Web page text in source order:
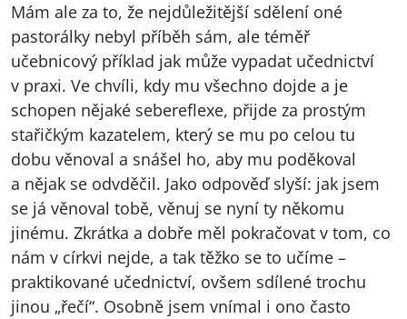
Mám ale za to, že nejdůležitější sdělení oné
pastorálky nebyl příběh sám, ale téměř
učebnicový příklad jak může vypadat učednictví
v praxi. Ve chvíli, kdy mu všechno dojde a je
schopen nějaké sebereflexe, přijde za prostým
stařičkým kazatelem, který se mu po celou tu
dobu věnoval a snášel ho, aby mu poděkoval
a nějak se odvděčil. Jako odpověď slyší: jak jsem
se já věnoval tobě, věnuj se nyní ty někomu
jinému. Zkrátka a dobře měl pokračovat v tom, co
nám v církvi nejde, a tak těžko se to učíme –
praktikované učednictví, ovšem sdílené trochu
jinou „řečí“. Osobně jsem vnímal i ono často